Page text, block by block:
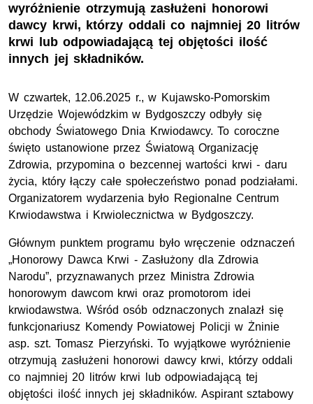
wyróżnienie otrzymują zasłużeni honorowi
dawcy krwi, którzy oddali co najmniej 20 litrów
krwi lub odpowiadającą tej objętości ilość
innych jej składników.
W czwartek, 12.06.2025 r., w Kujawsko-Pomorskim
Urzędzie Wojewódzkim w Bydgoszczy odbyły się
obchody Światowego Dnia Krwiodawcy. To coroczne
święto ustanowione przez Światową Organizację
Zdrowia, przypomina o bezcennej wartości krwi - daru
życia, który łączy całe społeczeństwo ponad podziałami.
Organizatorem wydarzenia było Regionalne Centrum
Krwiodawstwa i Krwiolecznictwa w Bydgoszczy.
Głównym punktem programu było wręczenie odznaczeń
„Honorowy Dawca Krwi - Zasłużony dla Zdrowia
Narodu”, przyznawanych przez Ministra Zdrowia
honorowym dawcom krwi oraz promotorom idei
krwiodawstwa. Wśród osób odznaczonych znalazł się
funkcjonariusz Komendy Powiatowej Policji w Żninie
asp. szt.Tomasz Pierzyński. To wyjątkowe wyróżnienie
otrzymują zasłużeni honorowi dawcy krwi, którzy oddali
co najmniej 20 litrów krwi lub odpowiadającą tej
objętości ilość innych jej składników. Aspirant sztabowy